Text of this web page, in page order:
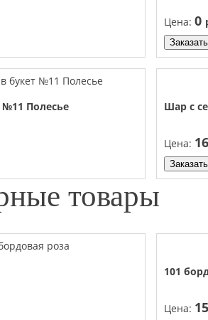
Цена: 0
Заказать
№11 Полесье Шар с
Цена:
Заказать
товары
101
Цена: